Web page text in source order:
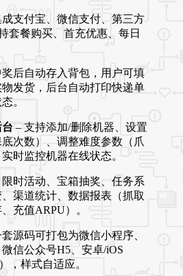
支付宝、微信支付、第三方
套餐购买、首充优惠、每日
奖后自动存入背包，用户可填
发货，后台自动打印快递单
。
– 支持添加/删除机器、设置
次数）、调整难度参数（爪
时监控机器在线状态。
时活动、宝箱抽奖、任务系
渠道统计、数据报表（抓取
充值ARPU）。
源码可打包为微信小程序、
信公众号H5、安卓/iOS
，样式自适应。